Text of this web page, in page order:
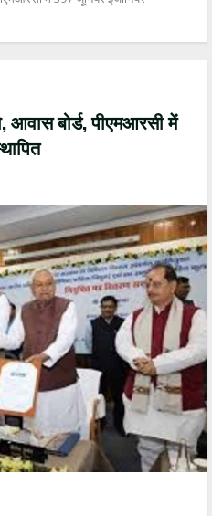
आवास बोर्ड, पीएमआरसी में